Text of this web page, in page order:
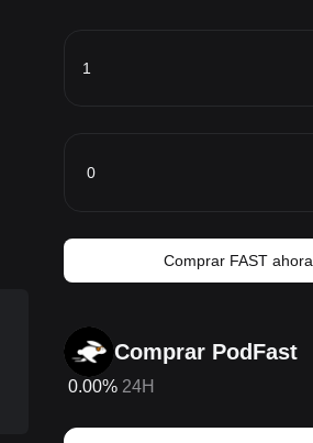
Comprar FAST ahora
Comprar PodFast
0.00% 24H